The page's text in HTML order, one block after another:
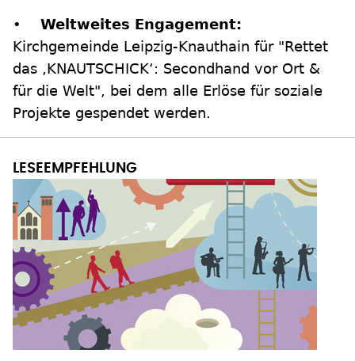
• Weltweites Engagement:
Kirchgemeinde Leipzig-Knauthain für "Rettet
das ‚KNAUTSCHICK‘: Secondhand vor Ort &
für die Welt", bei dem alle Erlöse für soziale
Projekte gespendet werden.